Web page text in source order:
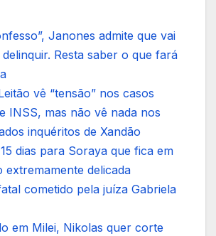
Janones admite que vai
Resta saber o que fará
vê “tensão” nos casos
INSS, mas não vê nada nos
inquéritos de Xandão
dias para Soraya que fica em
extremamente delicada
cometido pela juíza Gabriela
em Milei, Nikolas quer corte